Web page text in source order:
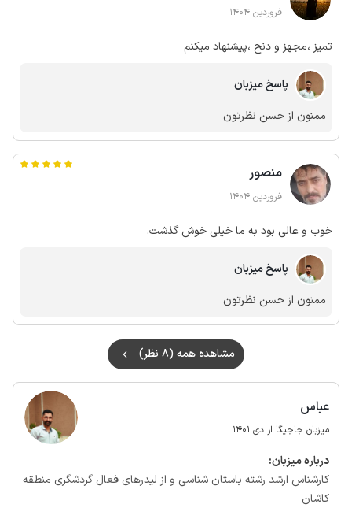
فروردین 1404
تمیز ،مجهز و دنج ،پیشنهاد میکنم
پاسخ میزبان
ممنون از حسن نظرتون
منصور
فروردین 1404
خوب و عالی بود به ما خیلی خوش گذشت.
پاسخ میزبان
ممنون از حسن نظرتون
مشاهده همه (8 نظر)
عباس
میزبان جاجیگا از دی 1401
درباره‌ میزبان:
کارشناس ارشد رشته باستان شناسی و از لیدرهای فعال گردشگری منطقه
کاشان